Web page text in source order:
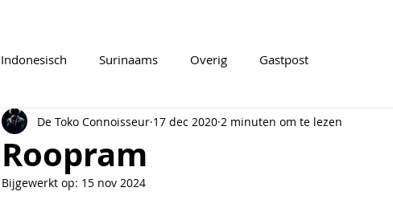
Indonesisch Surinaams Overig Gastpost
Roopram
De Toko Connoisseur 17 dec 2020 2 minuten om te lezen
Bijgewerkt op: 15 nov 2024